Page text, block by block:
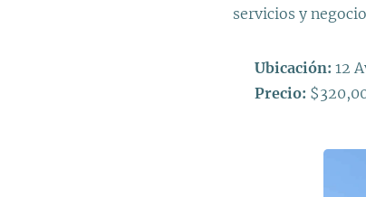
servicios y
Ubicación: 12
Precio: